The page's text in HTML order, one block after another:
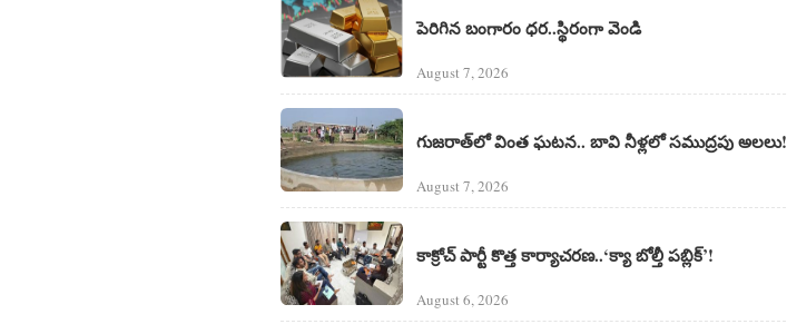
పెరిగిన బంగారం ధర..స్థిరంగా వెండి
August 7, 2026
గుజరాత్‌లో వింత ఘటన.. బావి నీళ్లలో సముద్రపు అలలు!
August 7, 2026
కాక్రోచ్ పార్టీ కొత్త కార్యాచరణ..‘క్యా బోల్తీ పబ్లిక్’!
August 6, 2026